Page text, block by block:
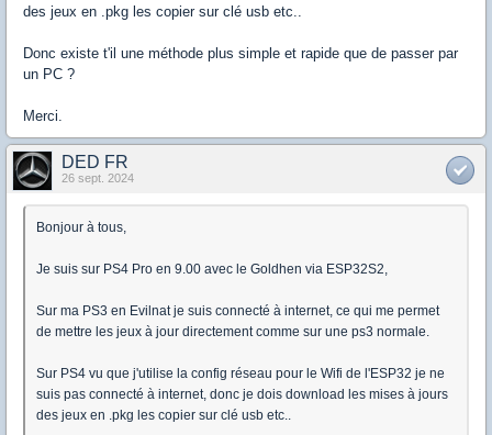
des jeux en .pkg les copier sur clé usb etc..
Donc existe t'il une méthode plus simple et rapide que de passer par
un PC ?
Merci.
DED FR
26 sept. 2024
Bonjour à tous,
Je suis sur PS4 Pro en 9.00 avec le Goldhen via ESP32S2,
Sur ma PS3 en Evilnat je suis connecté à internet, ce qui me permet
de mettre les jeux à jour directement comme sur une ps3 normale.
Sur PS4 vu que j'utilise la config réseau pour le Wifi de l'ESP32 je ne
suis pas connecté à internet, donc je dois download les mises à jours
des jeux en .pkg les copier sur clé usb etc..